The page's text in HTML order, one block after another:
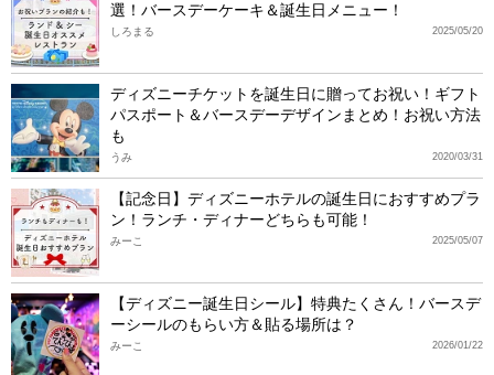
選！バースデーケーキ＆誕生日メニュー！
2025/05/20
しろまる
ディズニーチケットを誕生日に贈ってお祝い！ギフト
パスポート＆バースデーデザインまとめ！お祝い方法
も
2020/03/31
うみ
【記念日】ディズニーホテルの誕生日におすすめプラ
ン！ランチ・ディナーどちらも可能！
2025/05/07
みーこ
【ディズニー誕生日シール】特典たくさん！バースデ
ーシールのもらい方＆貼る場所は？
2026/01/22
みーこ